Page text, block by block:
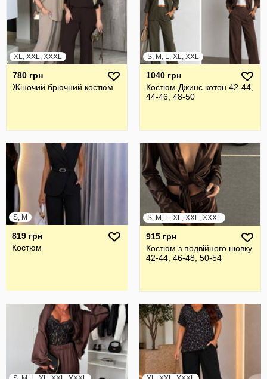
XL, XXL, XXXL
780 грн
Жiночий брючний костюм
S, M, L, XL, XXL
1040 грн
Костюм Джинс котон 42-44,
44-46, 48-50
S, M
819 грн
Костюм
S, M, L, XL, XXL, XXXL
915 грн
Костюм з подвійного шовку
42-44, 46-48, 50-54